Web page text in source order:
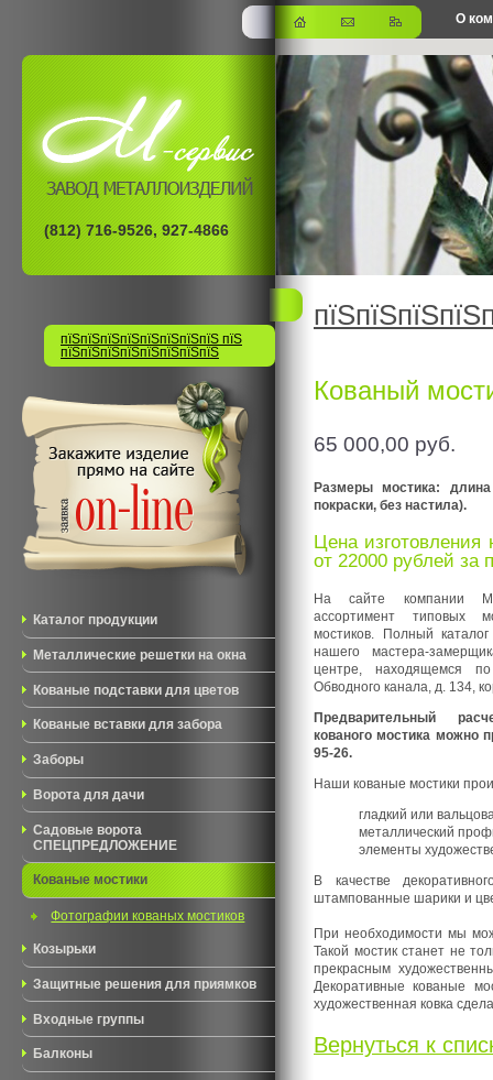
О
офис
(812) 716-9526, 927-4866
пїЅпїЅпїЅпїЅпїЅпїЅпїЅпїЅ пїЅ
пїЅпїЅпїЅпїЅпїЅпїЅпїЅпїЅ
Каталог продукции
Металлические решетки на окна
Кованые подставки для цветов
Кованые вставки для забора
Заборы
Ворота для дачи
Садовые ворота
СПЕЦПРЕДЛОЖЕНИЕ
Кованые мостики
Фотографии кованых мостиков
Козырьки
Защитные решения для приямков
Входные группы
Балконы
Кованый
65 000,00 руб.
Размеры мостика:
покраски, без настила).
Цена изготовления
от 22000 рублей за
На сайте компании М-
ассортимент типовых
мостиков. Полный
нашего мастера-
центре, находящемся
Обводного канала, д. 134,
Предварительный
кованого мостика можно
95-26.
Наши кованые мостики
гладкий или
металлический
элементы
В качестве
штампованные шарики и
При необходимости мы
Такой мостик станет не
прекрасным
Декоративные кованые
художественная ковка
Вернуться к